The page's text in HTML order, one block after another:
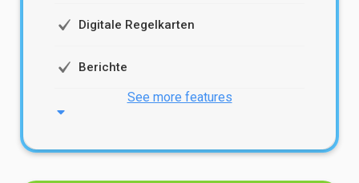
Digitale Regelkarten
Berichte
See more features